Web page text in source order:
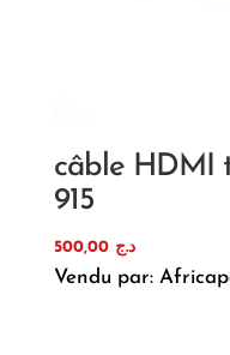
câble HDMI
915
د.ج 500,00
Vendu par: